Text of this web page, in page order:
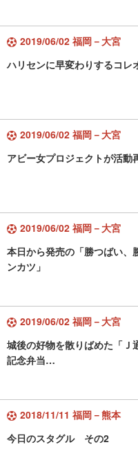
2019/06/02 福岡－大宮
ハリセンに早変わりするコレ
2019/06/02 福岡－大宮
アビー女プロジェクトが活動
2019/06/02 福岡－大宮
本日から発売の「勝つばい、
ンカツ」
2019/06/02 福岡－大宮
城後の好物を散りばめた「Ｊ
記念弁当…
2018/11/11 福岡－熊本
今日のスタグル その2